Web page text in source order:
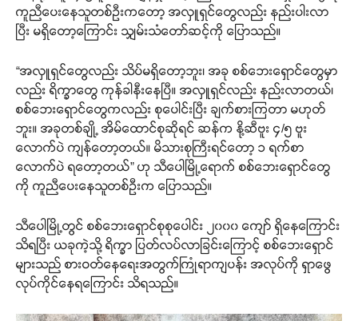
ကူညီပေးနေသူတစ်ဦးကတော့ အလှူရှင်တွေလည်း နည်းပါးလာ
ပြီး မရှိတော့ကြောင်း သျှမ်းသံတော်ဆင့်ကို ပြောသည်။
“အလှူရှင်တွေလည်း သိပ်မရှိတော့ဘူး၊ အခု စစ်ဘေးရှောင်တွေမှာ
လည်း ရိက္ခာတွေ ကုန်ခါနီးနေပြီ။ အလှူရှင်လည်း နည်းလာတယ်၊
စစ်ဘေးရှောင်တွေကလည်း စုပေါင်းပြီး ချက်စားကြတာ မဟုတ်
ဘူး။ အခုတစ်ချို့ အိမ်ထောင်စုဆိုရင် ဆန်က နို့ဆီဗူး ၄/၅ ဗူး
လောက်ပဲ ကျန်တော့တယ်။ မိသားစုကြီးရင်တော့ ၁ ရက်စာ
လောက်ပဲ ရတော့တယ်” ဟု သီပေါမြို့ရောက် စစ်ဘေးရှောင်တွေ
ကို ကူညီပေးနေသူတစ်ဦးက ပြောသည်။
သီပေါမြို့တွင် စစ်ဘေးရှောင်စုစုပေါင်း ၂၀၀၀ ကျော် ရှိနေကြောင်း
သိရပြီး ယခုကဲ့သို့ ရိက္ခာ ပြတ်လပ်လာခြင်းကြောင့် စစ်ဘေးရှောင်
များသည် စားဝတ်နေရေးအတွက်ကြုံရာကျပန်း အလုပ်ကို ရှာဖွေ
လုပ်ကိုင်နေရကြောင်း သိရသည်။